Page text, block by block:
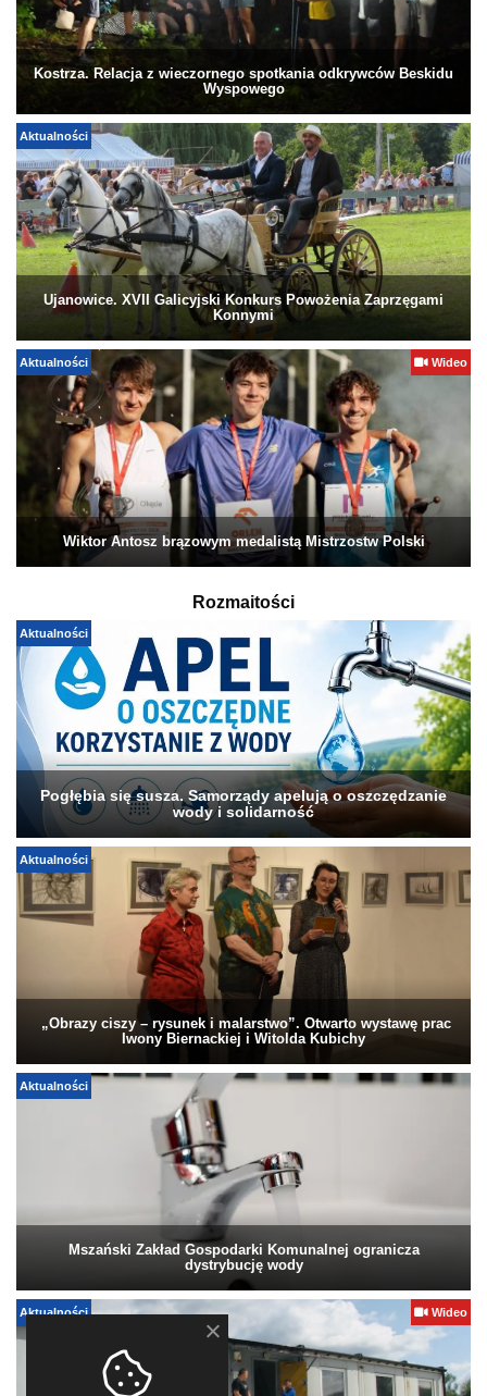
Kostrza. Relacja z wieczornego spotkania odkrywców Beskidu
Wyspowego
Aktualności
Ujanowice. XVII Galicyjski Konkurs Powożenia Zaprzęgami
Konnymi
Aktualności Wideo
Wiktor Antosz brązowym medalistą Mistrzostw Polski
Rozmaitości
Aktualności
Pogłębia się susza. Samorządy apelują o oszczędzanie
wody i solidarność
Aktualności
„Obrazy ciszy – rysunek i malarstwo”. Otwarto wystawę prac
Iwony Biernackiej i Witolda Kubichy
Aktualności
Mszański Zakład Gospodarki Komunalnej ogranicza
dystrybucję wody
Aktualności Wideo